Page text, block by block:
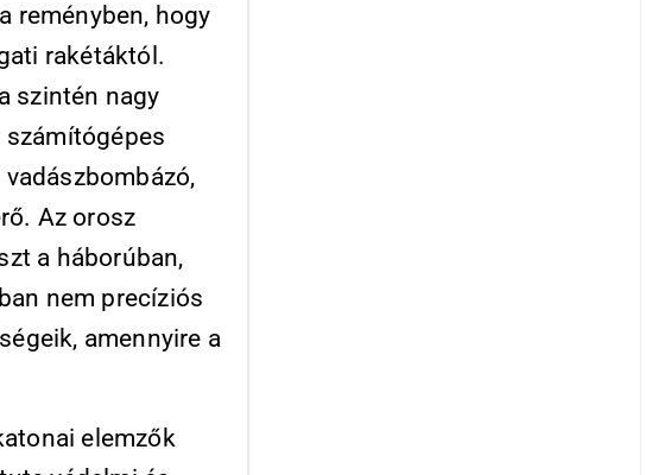
reményben, hogy
rakétáktól.
szintén nagy
Az orosz
a háborúban,
nem precíziós
amennyire a
elemzők